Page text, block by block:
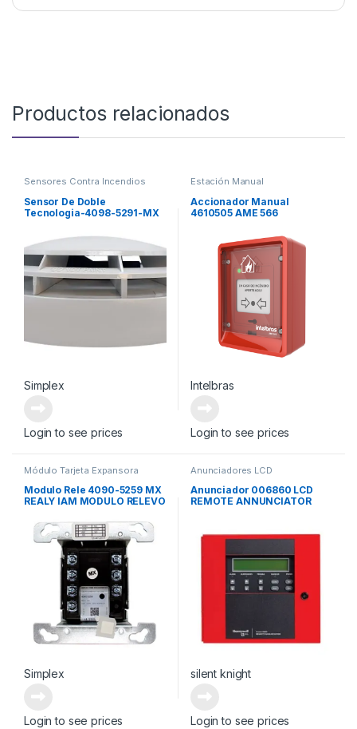
Productos relacionados
Sensores Contra Incendios
Sensor De Doble
Tecnologia-4098-5291-MX
Simplex
Login to see prices
Estación Manual
Accionador Manual
4610505 AME 566
DIRECCIONABLE
Intelbras
Login to see prices
Módulo Tarjeta Expansora
Modulo Rele 4090-5259 MX
REALY IAM MODULO RELEVO
Simplex
Login to see prices
Anunciadores LCD
Anunciador 006860 LCD
REMOTE ANNUNCIATOR
silent knight
Login to see prices